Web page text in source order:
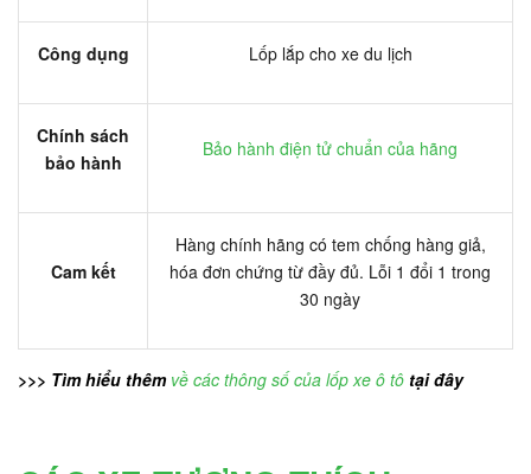
Công dụng Lốp lắp cho xe du lịch
Chính sách
bảo hành
Bảo hành điện tử chuẩn của hãng
Cam kết
Hàng chính hãng có tem chống hàng giả,
hóa đơn chứng từ đầy đủ. Lỗi 1 đổi 1 trong
30 ngày
>>> Tìm hiểu thêm về các thông số của lốp xe ô tô tại đây